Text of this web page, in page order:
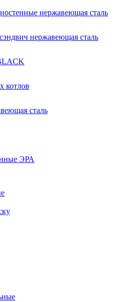
нержавеющая сталь
нержавеющая сталь
котлов
сталь
ЭРА